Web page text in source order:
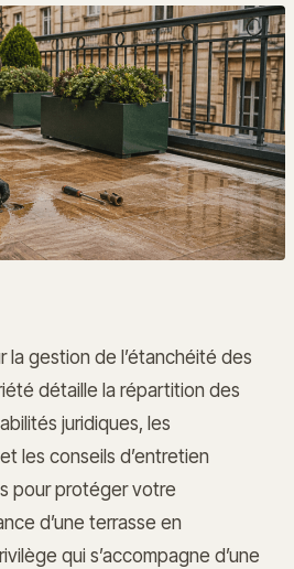
la gestion de l’étanchéité des
détaille la répartition des
juridiques, les
les conseils d’entretien
pour protéger votre
d’une terrasse en
qui s’accompagne d’une